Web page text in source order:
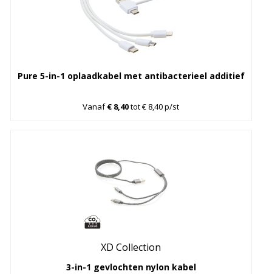
Pure 5-in-1 oplaadkabel met antibacterieel additief
Vanaf€ 8,40tot € 8,40 p/st
XD Collection
3-in-1 gevlochten nylon kabel